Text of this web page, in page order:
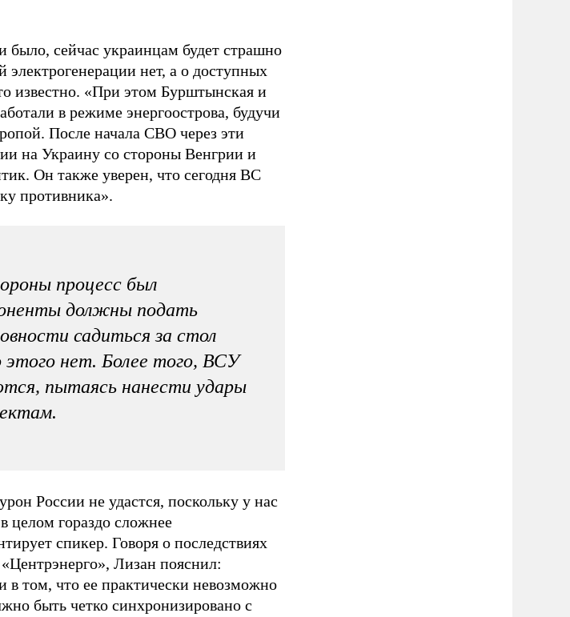
было, сейчас украинцам будет страшно
электрогенерации нет, а о доступных
известно. «При этом Бурштынская и
в режиме энергоострова, будучи
После начала СВО через эти
на Украину со стороны Венгрии и
Он также уверен, что сегодня ВС
противника».
процесс был
должны подать
садиться за стол
этого нет. Более того, ВСУ
пытаясь нанести удары
России не удастся, поскольку у нас
целом гораздо сложнее
спикер. Говоря о последствиях
Лизан пояснил:
в том, что ее практически невозможно
быть четко синхронизировано с